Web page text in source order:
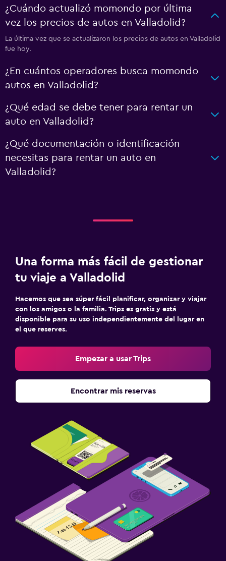
¿Cuándo actualizó momondo por última
vez los precios de autos en Valladolid?
La última vez que se actualizaron los precios de autos en Valladolid
fue hoy.
¿En cuántos operadores busca momondo
autos en Valladolid?
¿Qué edad se debe tener para rentar un
auto en Valladolid?
¿Qué documentación o identificación
necesitas para rentar un auto en
Valladolid?
Una forma más fácil de gestionar
tu viaje a Valladolid
Hacemos que sea súper fácil planificar, organizar y viajar
con los amigos o la familia. Trips es gratis y está
disponible para su uso independientemente del lugar en
el que reserves.
Empezar a usar Trips
Encontrar mis reservas